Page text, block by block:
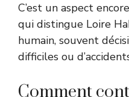
C’est un aspect
qui distingue Loire
humain, souvent
difficiles ou
Comment